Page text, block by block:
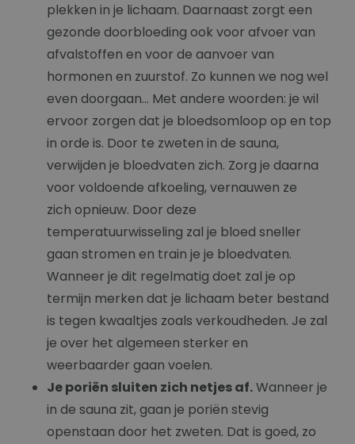
plekken in je lichaam. Daarnaast zorgt een
gezonde doorbloeding ook voor afvoer van
afvalstoffen en voor de aanvoer van
hormonen en zuurstof. Zo kunnen we nog wel
even doorgaan... Met andere woorden: je wil
ervoor zorgen dat je bloedsomloop op en top
in orde is. Door te zweten in de sauna,
verwijden je bloedvaten zich. Zorg je daarna
voor voldoende afkoeling, vernauwen ze
zich opnieuw. Door deze
temperatuurwisseling zal je bloed sneller
gaan stromen en train je je bloedvaten.
Wanneer je dit regelmatig doet zal je op
termijn merken dat je lichaam beter bestand
is tegen kwaaltjes zoals verkoudheden. Je zal
je over het algemeen sterker en
weerbaarder gaan voelen.
Je poriën sluiten zich netjes af.Wanneer je
in de sauna zit, gaan je poriën stevig
openstaan door het zweten. Dat is goed, zo